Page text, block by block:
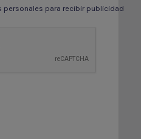
para recibir publicidad